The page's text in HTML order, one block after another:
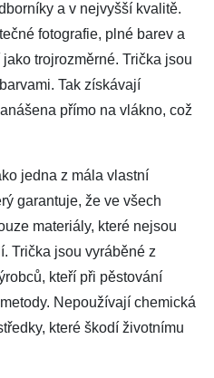
a v nejvyšší kvalitě.
fotografie, plné barev a
trojrozměrné. Trička jsou
Tak získávají
přímo na vlákno, což
jedna z mála vlastní
garantuje, že ve všech
materiály, které nejsou
Trička jsou vyráběné z
kteří při pěstování
Nepoužívají chemická
které škodí životnímu